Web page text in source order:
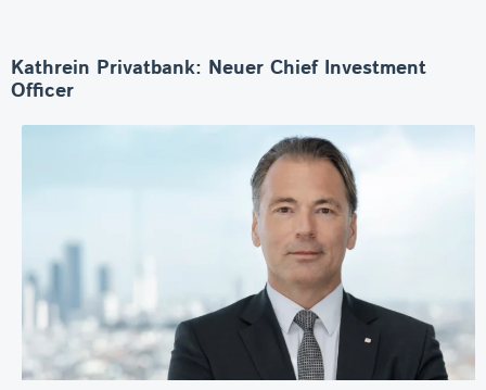
Kathrein Privatbank: Neuer Chief Investment
Officer